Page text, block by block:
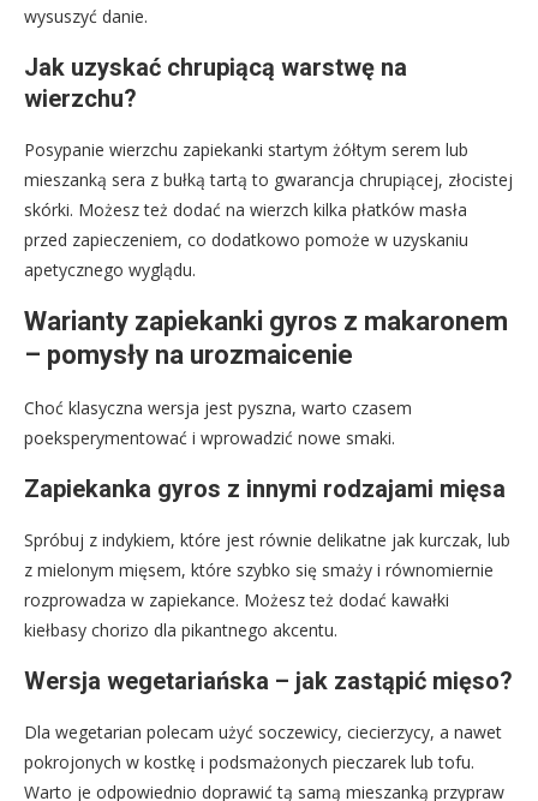
wysuszyć danie.
Jak uzyskać chrupiącą warstwę na
wierzchu?
Posypanie wierzchu zapiekanki startym żółtym serem lub
mieszanką sera z bułką tartą to gwarancja chrupiącej, złocistej
skórki. Możesz też dodać na wierzch kilka płatków masła
przed zapieczeniem, co dodatkowo pomoże w uzyskaniu
apetycznego wyglądu.
Warianty zapiekanki gyros z makaronem
– pomysły na urozmaicenie
Choć klasyczna wersja jest pyszna, warto czasem
poeksperymentować i wprowadzić nowe smaki.
Zapiekanka gyros z innymi rodzajami mięsa
Spróbuj z indykiem, które jest równie delikatne jak kurczak, lub
z mielonym mięsem, które szybko się smaży i równomiernie
rozprowadza w zapiekance. Możesz też dodać kawałki
kiełbasy chorizo dla pikantnego akcentu.
Wersja wegetariańska – jak zastąpić mięso?
Dla wegetarian polecam użyć soczewicy, ciecierzycy, a nawet
pokrojonych w kostkę i podsmażonych pieczarek lub tofu.
Warto je odpowiednio doprawić tą samą mieszanką przypraw